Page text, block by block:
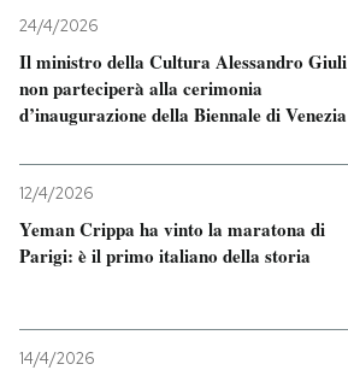
24/4/2026
Il ministro della Cultura Alessandro Giuli
non parteciperà alla cerimonia
d’inaugurazione della Biennale di Venezia
12/4/2026
Yeman Crippa ha vinto la maratona di
Parigi: è il primo italiano della storia
14/4/2026